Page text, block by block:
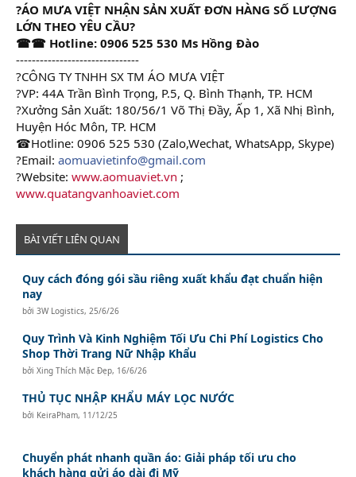
?ÁO MƯA VIỆT NHẬN SẢN XUẤT ĐƠN HÀNG SỐ LƯỢNG
LỚN THEO YÊU CẦU?
☎☎ Hotline: 0906 525 530 Ms Hồng Đào
-------------------------------
?CÔNG TY TNHH SX TM ÁO MƯA VIỆT
?VP: 44A Trần Bình Trọng, P.5, Q. Bình Thạnh, TP. HCM
?Xưởng Sản Xuất: 180/56/1 Võ Thị Đầy, Ấp 1, Xã Nhị Bình,
Huyện Hóc Môn, TP. HCM
☎Hotline: 0906 525 530 (Zalo,Wechat, WhatsApp, Skype)
?Email: aomuavietinfo@gmail.com
?Website: www.aomuaviet.vn ;
www.quatangvanhoaviet.com
BÀI VIẾT LIÊN QUAN
Quy cách đóng gói sầu riêng xuất khẩu đạt chuẩn hiện
nay
bởi3W Logistics,25/6/26
Quy Trình Và Kinh Nghiệm Tối Ưu Chi Phí Logistics Cho
Shop Thời Trang Nữ Nhập Khẩu
bởiXing Thích Mặc Đẹp, 16/6/26
THỦ TỤC NHẬP KHẨU MÁY LỌC NƯỚC
bởi KeiraPham, 11/12/25
Chuyển phát nhanh quần áo: Giải pháp tối ưu cho
khách hàng gửi áo dài đi Mỹ